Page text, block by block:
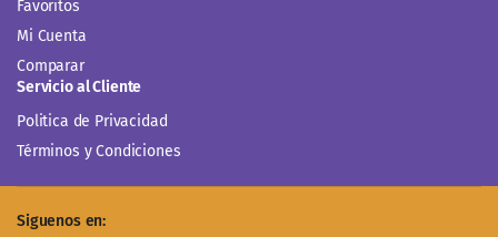
Favoritos
Mi Cuenta
Comparar
Servicio al Cliente
Politica de Privacidad
Términos y Condiciones
Siguenos en: